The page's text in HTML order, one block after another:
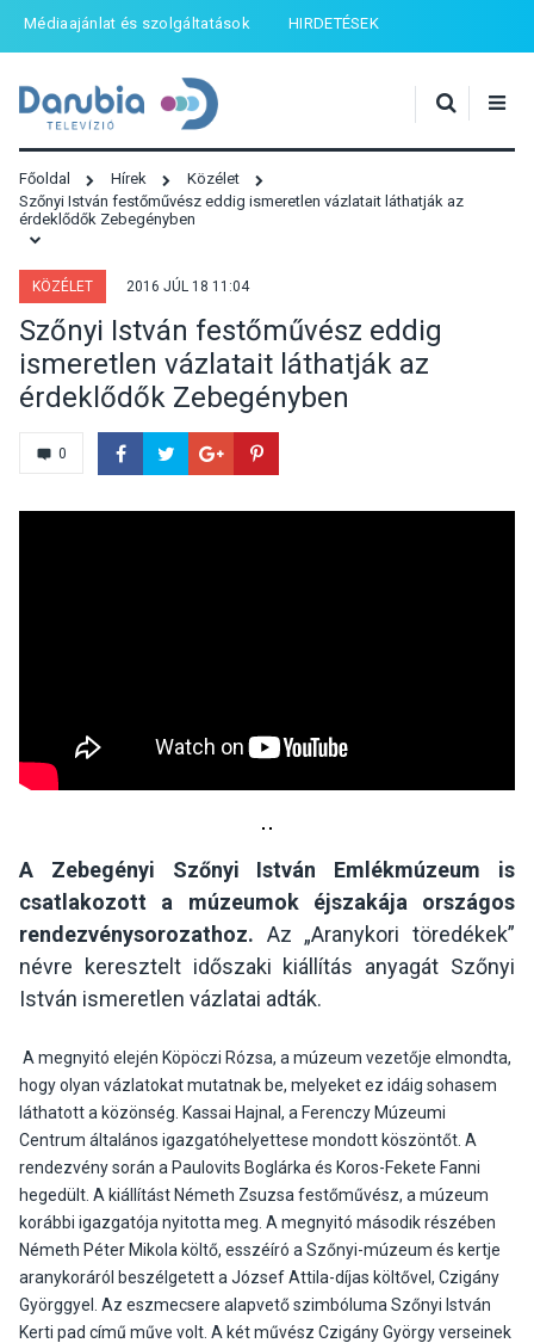
Médiaajánlat és szolgáltatások HIRDETÉSEK
Főoldal Hírek
Közélet
Szőnyi István festőművész eddig ismeretlen vázlatait láthatják az
érdeklődők Zebegényben
KÖZÉLET 2016 JÚL 18 11:04
Szőnyi István festőművész eddig
ismeretlen vázlatait láthatják az
érdeklődők Zebegényben
0
A Zebegényi Szőnyi István Emlékmúzeum is
csatlakozott a múzeumok éjszakája országos
rendezvénysorozathoz. Az „Aranykori töredékek”
névre keresztelt időszaki kiállítás anyagát Szőnyi
István ismeretlen vázlatai adták.
A megnyitó elején Köpöczi Rózsa, a múzeum vezetője elmondta,
hogy olyan vázlatokat mutatnak be, melyeket ez idáig sohasem
láthatott a közönség. Kassai Hajnal, a Ferenczy Múzeumi
Centrum általános igazgatóhelyettese mondott köszöntőt. A
rendezvény során a Paulovits Boglárka és Koros-Fekete Fanni
hegedült. A kiállítást Németh Zsuzsa festőművész, a múzeum
korábbi igazgatója nyitotta meg. A megnyitó második részében
Németh Péter Mikola költő, esszéíró a Szőnyi-múzeum és kertje
aranykoráról beszélgetett a József Attila-díjas költővel, Czigány
Györggyel. Az eszmecsere alapvető szimbóluma Szőnyi István
Kerti pad című műve volt. A két művész Czigány György verseinek